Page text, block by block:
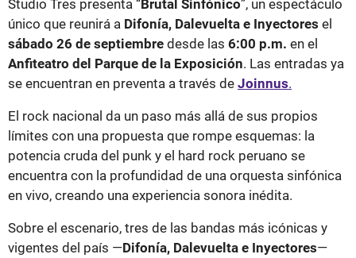
Studio Tres presenta “Brutal Sinfónico”, un espectáculo
único que reunirá a Difonía, Dalevuelta e Inyectores el
sábado 26 de septiembre desde las 6:00 p.m. en el
Anfiteatro del Parque de la Exposición. Las entradas ya
se encuentran en preventa a través de Joinnus.
El rock nacional da un paso más allá de sus propios
límites con una propuesta que rompe esquemas: la
potencia cruda del punk y el hard rock peruano se
encuentra con la profundidad de una orquesta sinfónica
en vivo, creando una experiencia sonora inédita.
Sobre el escenario, tres de las bandas más icónicas y
vigentes del país —Difonía, Dalevuelta e Inyectores—